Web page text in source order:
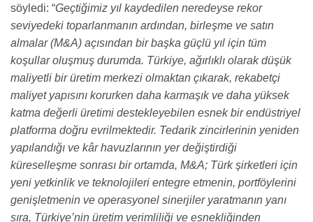
söyledi: “Geçtiğimiz yıl kaydedilen neredeyse rekor
seviyedeki toparlanmanın ardından, birleşme ve satın
almalar (M&A) açısından bir başka güçlü yıl için tüm
koşullar oluşmuş durumda. Türkiye, ağırlıklı olarak düşük
maliyetli bir üretim merkezi olmaktan çıkarak, rekabetçi
maliyet yapısını korurken daha karmaşık ve daha yüksek
katma değerli üretimi destekleyebilen esnek bir endüstriyel
platforma doğru evrilmektedir. Tedarik zincirlerinin yeniden
yapılandığı ve kâr havuzlarının yer değiştirdiği
küreselleşme sonrası bir ortamda, M&A; Türk şirketleri için
yeni yetkinlik ve teknolojileri entegre etmenin, portföylerini
genişletmenin ve operasyonel sinerjiler yaratmanın yanı
sıra, Türkiye’nin üretim verimliliği ve esnekliğinden